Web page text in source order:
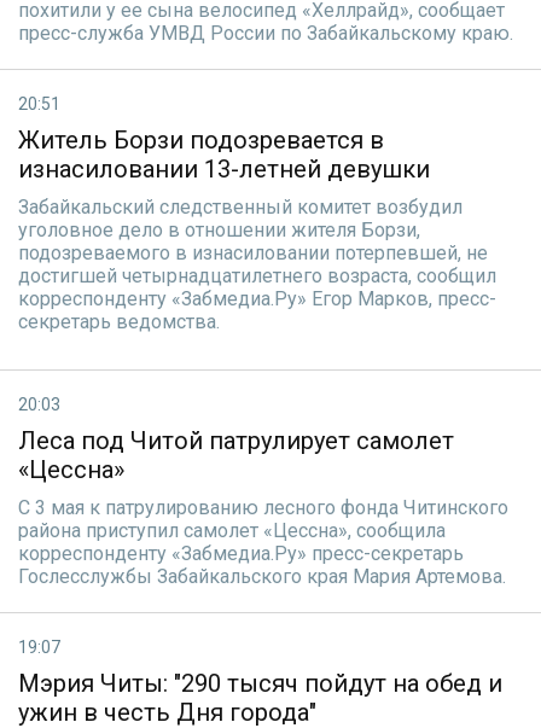
похитили у ее сына велосипед «Хеллрайд», сообщает
пресс-служба УМВД России по Забайкальскому краю.
20:51
Житель Борзи подозревается в
изнасиловании 13-летней девушки
Забайкальский следственный комитет возбудил
уголовное дело в отношении жителя Борзи,
подозреваемого в изнасиловании потерпевшей, не
достигшей четырнадцатилетнего возраста, сообщил
корреспонденту «Забмедиа.Ру» Егор Марков, пресс-
секретарь ведомства.
20:03
Леса под Читой патрулирует самолет
«Цессна»
С 3 мая к патрулированию лесного фонда Читинского
района приступил самолет «Цессна», сообщила
корреспонденту «Забмедиа.Ру» пресс-секретарь
Гослесслужбы Забайкальского края Мария Артемова.
19:07
Мэрия Читы: "290 тысяч пойдут на обед и
ужин в честь Дня города"